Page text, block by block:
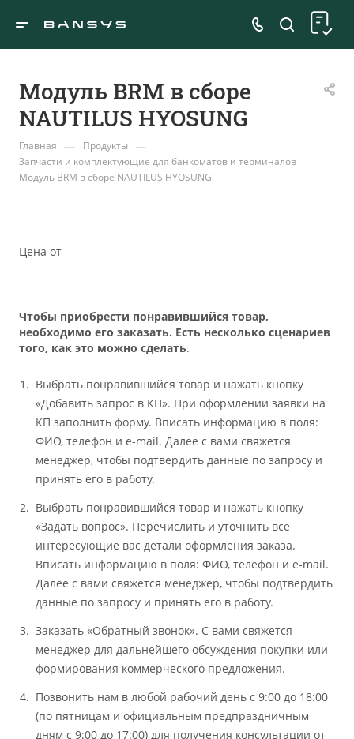
Модуль BRM в сборе
NAUTILUS HYOSUNG
Главная — Продукты —
Запчасти и комплектующие для банкоматов и терминалов —
Модуль BRM в сборе NAUTILUS HYOSUNG
Цена от
Чтобы приобрести понравившийся товар,
необходимо его заказать. Есть несколько сценариев
того, как это можно сделать.
Выбрать понравившийся товар и нажать кнопку
«Добавить запрос в КП». При оформлении заявки на
КП заполнить форму. Вписать информацию в поля:
ФИО, телефон и e-mail. Далее с вами свяжется
менеджер, чтобы подтвердить данные по запросу и
принять его в работу.
Выбрать понравившийся товар и нажать кнопку
«Задать вопрос». Перечислить и уточнить все
интересующие вас детали оформления заказа.
Вписать информацию в поля: ФИО, телефон и e-mail.
Далее с вами свяжется менеджер, чтобы подтвердить
данные по запросу и принять его в работу.
Заказать «Обратный звонок». С вами свяжется
менеджер для дальнейшего обсуждения покупки или
формирования коммерческого предложения.
Позвонить нам в любой рабочий день с 9:00 до 18:00
(по пятницам и официальным предпраздничным
дням с 9:00 до 17:00) для получения консультации от